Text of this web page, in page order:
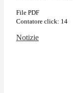
File PDF
Contatore click: 14
Notizie